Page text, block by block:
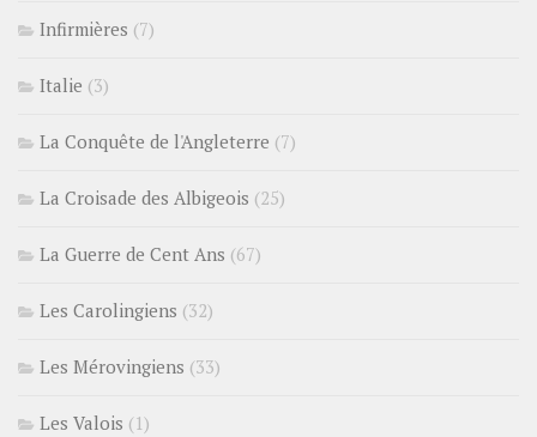
Infirmières (7)
Italie (3)
La Conquête de l'Angleterre (7)
La Croisade des Albigeois (25)
La Guerre de Cent Ans (67)
Les Carolingiens (32)
Les Mérovingiens (33)
Les Valois (1)